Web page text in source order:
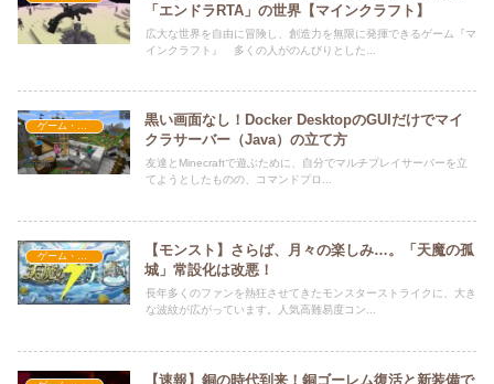
「エンドラRTA」の世界【マインクラフト】
広大な世界を自由に冒険し、創造力を無限に発揮できるゲーム『マ
インクラフト』 多くの人がのんびりとした...
黒い画面なし！Docker DesktopのGUIだけでマイ
クラサーバー（Java）の立て方
友達とMinecraftで遊ぶために、自分でマルチプレイサーバーを立
てようとしたものの、コマンドプロ...
【モンスト】さらば、月々の楽しみ…。「天魔の孤
城」常設化は改悪！
長年多くのファンを熱狂させてきたモンスターストライクに、大き
な波紋が広がっています。人気高難易度コン...
【速報】銅の時代到来！銅ゴーレム復活と新装備で